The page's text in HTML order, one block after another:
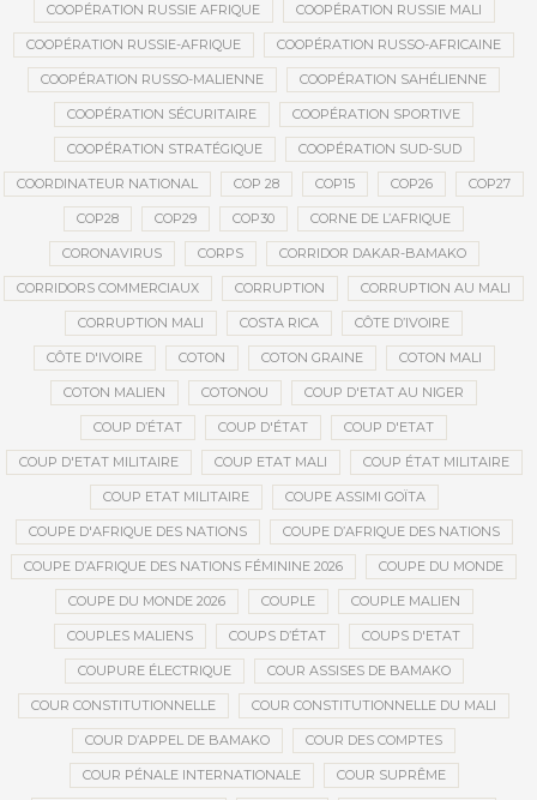
COOPÉRATION RUSSIE AFRIQUE COOPÉRATION RUSSIE MALI
COOPÉRATION RUSSIE-AFRIQUE COOPÉRATION RUSSO-AFRICAINE
COOPÉRATION RUSSO-MALIENNE COOPÉRATION SAHÉLIENNE
COOPÉRATION SÉCURITAIRE COOPÉRATION SPORTIVE
COOPÉRATION STRATÉGIQUE COOPÉRATION SUD-SUD
COORDINATEUR NATIONAL COP 28 COP15 COP26 COP27
COP28 COP29 COP30 CORNE DE L’AFRIQUE
CORONAVIRUS CORPS CORRIDOR DAKAR-BAMAKO
CORRIDORS COMMERCIAUX CORRUPTION CORRUPTION AU MALI
CORRUPTION MALI COSTA RICA CÔTE D’IVOIRE
CÔTE D'IVOIRE COTON COTON GRAINE COTON MALI
COTON MALIEN COTONOU COUP D'ETAT AU NIGER
COUP D’ÉTAT COUP D'ÉTAT COUP D'ETAT
COUP D'ETAT MILITAIRE COUP ETAT MALI COUP ÉTAT MILITAIRE
COUP ETAT MILITAIRE COUPE ASSIMI GOÏTA
COUPE D'AFRIQUE DES NATIONS COUPE D’AFRIQUE DES NATIONS
COUPE D’AFRIQUE DES NATIONS FÉMININE 2026 COUPE DU MONDE
COUPE DU MONDE 2026 COUPLE COUPLE MALIEN
COUPLES MALIENS COUPS D’ÉTAT COUPS D'ETAT
COUPURE ÉLECTRIQUE COUR ASSISES DE BAMAKO
COUR CONSTITUTIONNELLE COUR CONSTITUTIONNELLE DU MALI
COUR D’APPEL DE BAMAKO COUR DES COMPTES
COUR PÉNALE INTERNATIONALE COUR SUPRÊME